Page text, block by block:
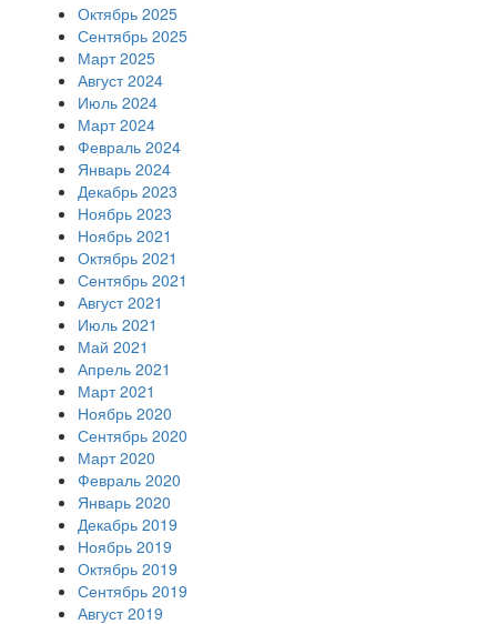
Октябрь 2025
Сентябрь 2025
Март 2025
Август 2024
Июль 2024
Март 2024
Февраль 2024
Январь 2024
Декабрь 2023
Ноябрь 2023
Ноябрь 2021
Октябрь 2021
Сентябрь 2021
Август 2021
Июль 2021
Май 2021
Апрель 2021
Март 2021
Ноябрь 2020
Сентябрь 2020
Март 2020
Февраль 2020
Январь 2020
Декабрь 2019
Ноябрь 2019
Октябрь 2019
Сентябрь 2019
Август 2019